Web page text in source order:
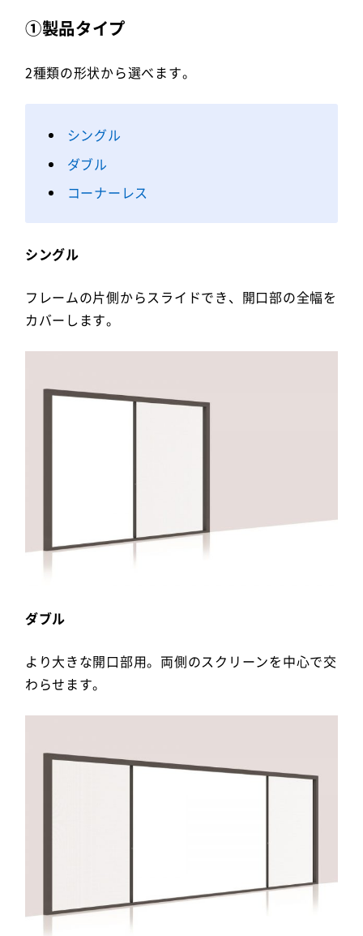
①製品タイプ
2種類の形状から選べます。
シングル
ダブル
コーナーレス
シングル
フレームの片側からスライドでき、開口部の全幅を
カバーします。
ダブル
より大きな開口部用。両側のスクリーンを中心で交
わらせます。